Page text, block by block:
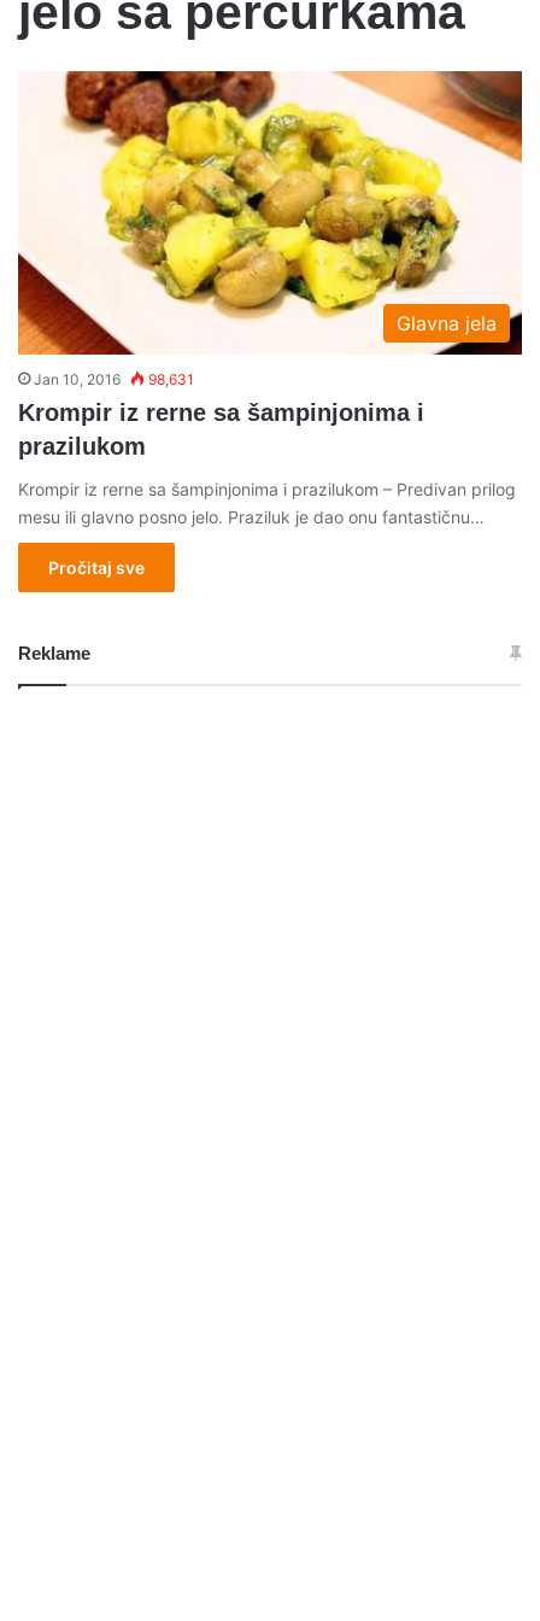
jelo sa percurkama
Glavna jela
Jan 10, 2016 98,631
Krompir iz rerne sa šampinjonima i
prazilukom
Krompir iz rerne sa šampinjonima i prazilukom – Predivan prilog
mesu ili glavno posno jelo. Praziluk je dao onu fantastičnu…
Pročitaj sve
Reklame